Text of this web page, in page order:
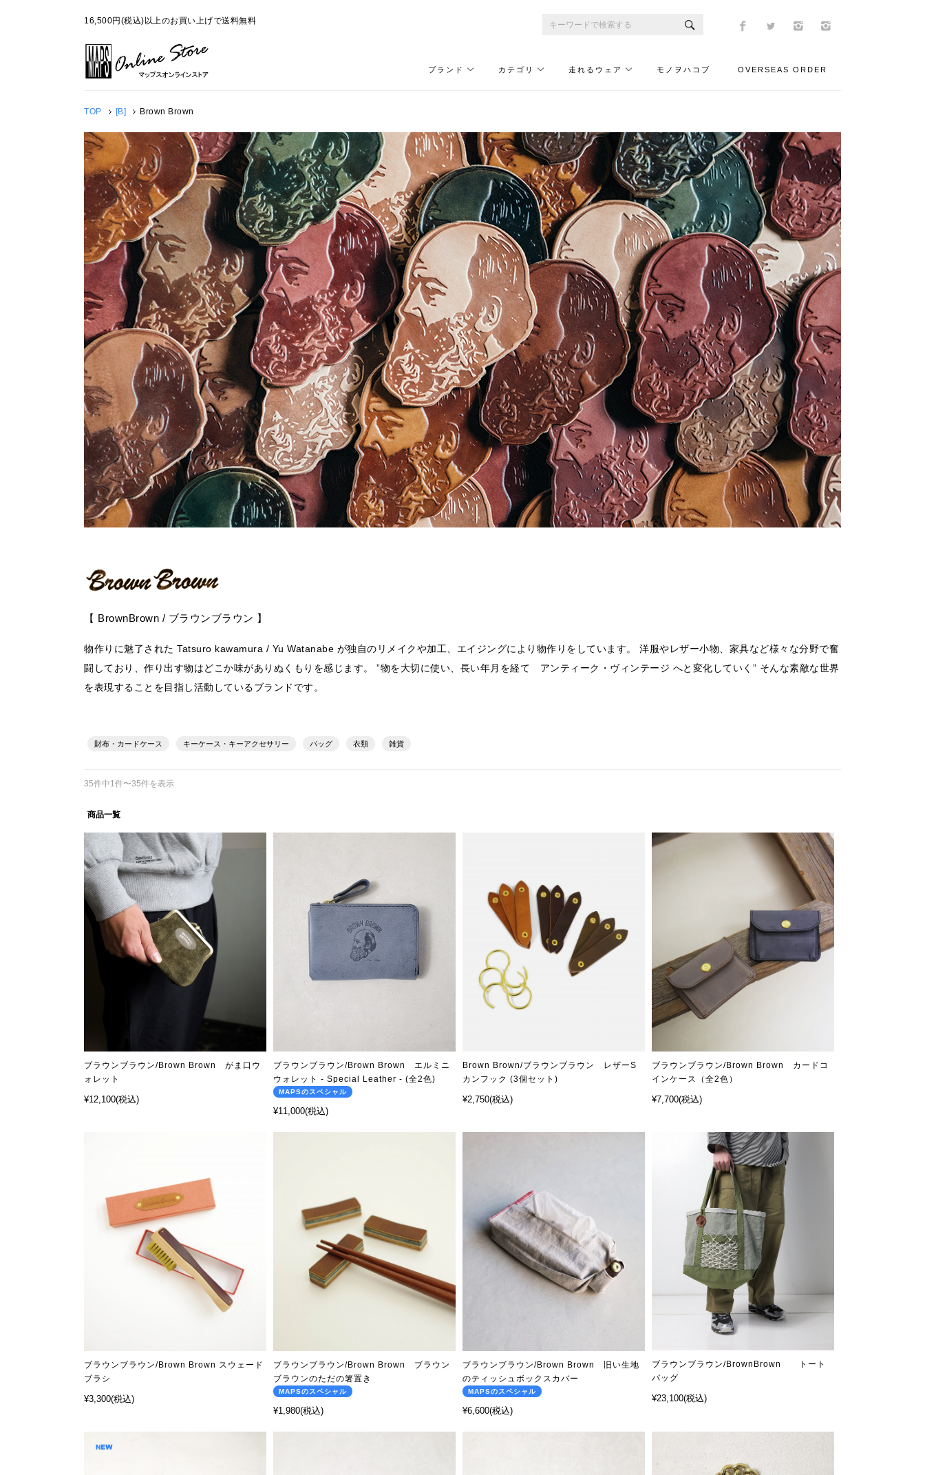
16,500円(税込)以上のお買い上げで送料無料
ブランド カテゴリ 走れるウェア モノヲハコブ OVERSEAS ORDER
TOP [B] Brown Brown
【 BrownBrown / ブラウンブラウン 】
物作りに魅了された Tatsuro kawamura / Yu Watanabe が独自のリメイクや加工、エイジングにより物作りをしています。 洋服やレザー小物、家具など様々な分野で奮
闘しており、作り出す物はどこか味がありぬくもりを感じます。 ”物を大切に使い、長い年月を経て アンティーク・ヴィンテージ へと変化していく” そんな素敵な世界
を表現することを目指し活動しているブランドです。
財布・カードケース キーケース・キーアクセサリー バッグ 衣類 雑貨
35件中1件〜35件を表示
商品一覧
ブラウンブラウン/Brown Brown がま口ウ
ォレット
¥12,100(税込)
ブラウンブラウン/Brown Brown エルミニ
ウォレット - Special Leather - (全2色)
MAPSのスペシャル
¥11,000(税込)
Brown Brown/ブラウンブラウン レザーS
カンフック (3個セット)
¥2,750(税込)
ブラウンブラウン/Brown Brown カードコ
インケース（全2色）
¥7,700(税込)
ブラウンブラウン/Brown Brown スウェード
ブラシ
¥3,300(税込)
ブラウンブラウン/Brown Brown ブラウン
ブラウンのただの箸置き
MAPSのスペシャル
¥1,980(税込)
ブラウンブラウン/Brown Brown 旧い生地
のティッシュボックスカバー
MAPSのスペシャル
¥6,600(税込)
ブラウンブラウン/BrownBrown トート
バッグ
¥23,100(税込)